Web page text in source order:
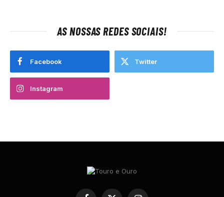
AS NOSSAS REDES SOCIAIS!
Facebook Twitter
Instagram